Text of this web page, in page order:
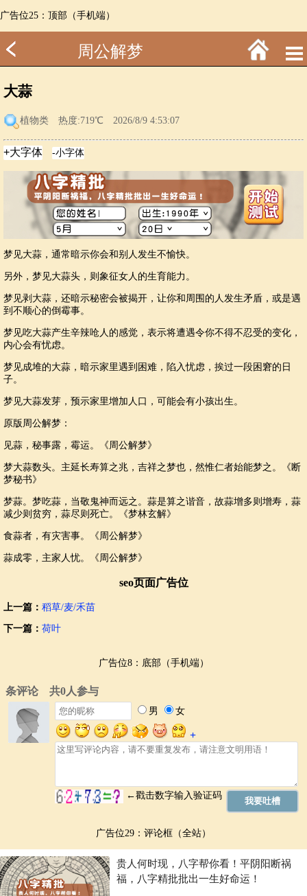
广告位25：顶部（手机端）
周公解梦
大蒜
植物类 热度:719℃ 2026/8/9 4:53:07
梦见大蒜，通常暗示你会和别人发生不愉快。
另外，梦见大蒜头，则象征女人的生育能力。
梦见剥大蒜，还暗示秘密会被揭开，让你和周围的人发生矛盾，或是遇
到不顺心的倒霉事。
梦见吃大蒜产生辛辣呛人的感觉，表示将遭遇令你不得不忍受的变化，
内心会有忧虑。
梦见成堆的大蒜，暗示家里遇到困难，陷入忧虑，挨过一段困窘的日
子。
梦见大蒜发芽，预示家里增加人口，可能会有小孩出生。
原版周公解梦：
见蒜，秘事露，霉运。《周公解梦》
梦大蒜数头。主延长寿算之兆，吉祥之梦也，然惟仁者始能梦之。《断
梦秘书》
梦蒜。梦吃蒜，当敬鬼神而远之。蒜是算之谐音，故蒜增多则增寿，蒜
减少则贫穷，蒜尽则死亡。《梦林玄解》
食蒜者，有灾害事。《周公解梦》
蒜成零，主家人忧。《周公解梦》
seo页面广告位
上一篇： 稻草/麦/禾苗
下一篇： 荷叶
广告位8：底部（手机端）
广告位29：评论框（全站）
贵人何时现，八字帮你看！平阴阳断祸
福，八字精批批出一生好命运！